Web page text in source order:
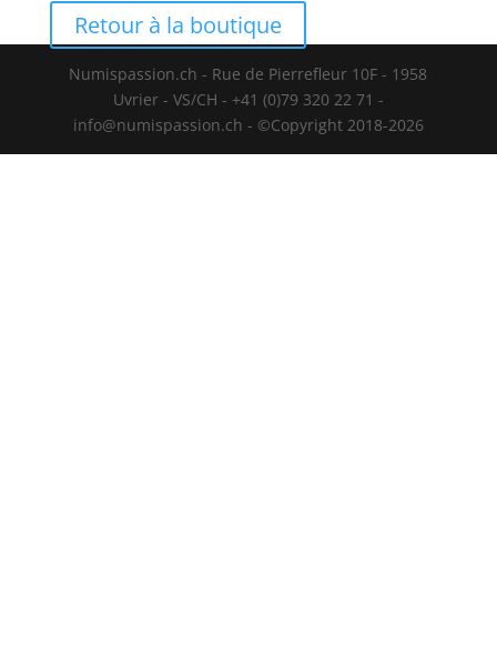
Retour à la boutique
Numispassion.ch - Rue de Pierrefleur 10F - 1958
Uvrier - VS/CH - +41 (0)79 320 22 71 -
info@numispassion.ch - ©Copyright 2018-2026